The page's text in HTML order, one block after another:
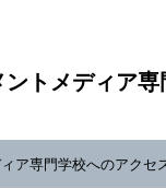
トメディア専
ア専門学校へのアクセ